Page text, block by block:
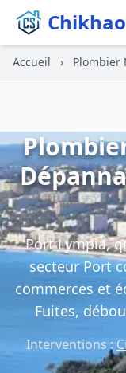
Accueil › Plombier
Port Lympia,
secteur Port
commerces et
Fuites,
Interventions :